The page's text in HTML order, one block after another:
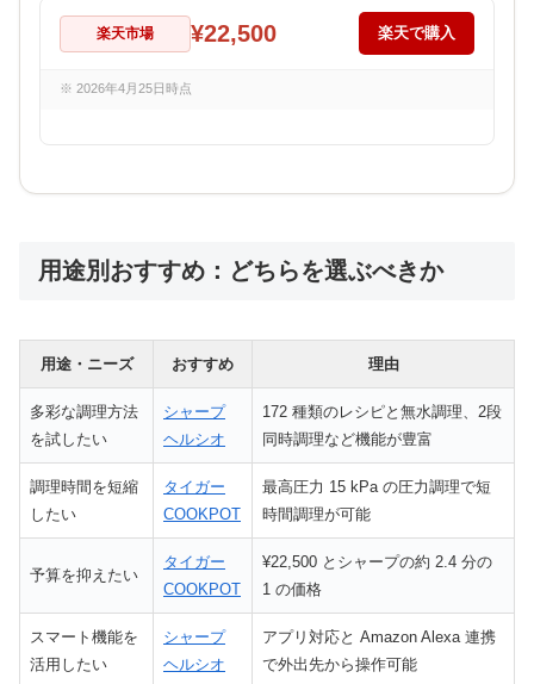
楽天市場 ¥22,500 楽天で購入
※ 2026年4月25日時点
用途別おすすめ：どちらを選ぶべきか
用途・ニーズ おすすめ 理由
多彩な調理方法
を試したい
シャープ
ヘルシオ
172 種類のレシピと無水調理、2段
同時調理など機能が豊富
調理時間を短縮
したい
タイガー
COOKPOT
最高圧力 15 kPa の圧力調理で短
時間調理が可能
予算を抑えたい
タイガー
COOKPOT
¥22,500 とシャープの約 2.4 分の
1 の価格
スマート機能を
活用したい
シャープ
ヘルシオ
アプリ対応と Amazon Alexa 連携
で外出先から操作可能